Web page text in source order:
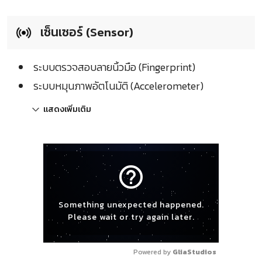
เซ็นเซอร์ (Sensor)
ระบบตรวจสอบลายนิ้วมือ (Fingerprint)
ระบบหมุนภาพอัตโนมัติ (Accelerometer)
แสดงเพิ่มเติม
help_outline
Something unexpected happened.
Please wait or try again later.
Powered by GliaStudios